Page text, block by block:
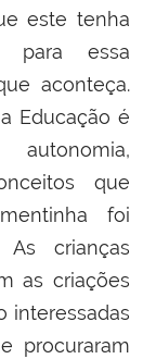
este tenha
essa
aconteça.
Educação é
que
foi
crianças
as criações
interessadas
procuraram